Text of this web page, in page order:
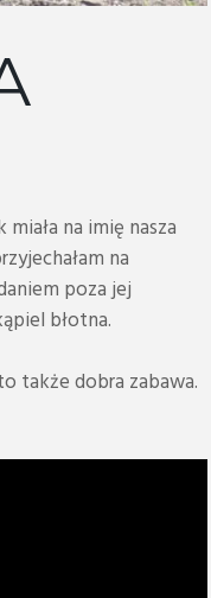
na imię nasza
na
poza jej
błotna.
także dobra zabawa.